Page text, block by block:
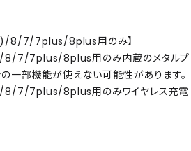
)/8/7/7plus/8plus用のみ】
7/7plus/8plus用のみ内蔵のメタルプ
の一部機能が使えない可能性があります。
7/7plus/8plus用のみワイヤレス充電